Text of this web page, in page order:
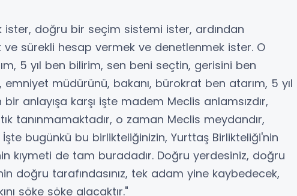
ister, doğru bir seçim sistemi ister, ardından
sürekli hesap vermek ve denetlenmek ister. O
5 yıl ben bilirim, sen beni seçtin, gerisini ben
emniyet müdürünü, bakanı, bürokrat ben atarım, 5 yıl
anlayışa karşı işte madem Meclis anlamsızdır,
tanınmamaktadır, o zaman Meclis meydandır,
İşte bugünkü bu birlikteliğinizin, Yurttaş Birlikteliği'nin
kıymeti de tam buradadır. Doğru yerdesiniz, doğru
doğru tarafındasınız, tek adam yine kaybedecek,
söke söke alacaktır."